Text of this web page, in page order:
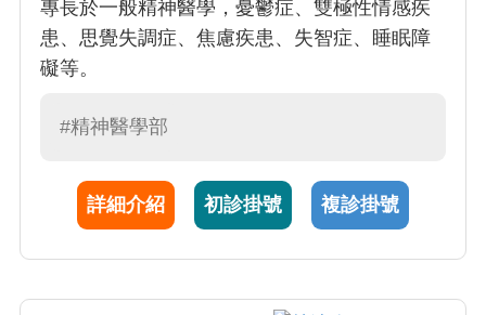
專長於一般精神醫學，憂鬱症、雙極性情感疾
患、思覺失調症、焦慮疾患、失智症、睡眠障
礙等。
#精神醫學部
詳細介紹 初診掛號 複診掛號